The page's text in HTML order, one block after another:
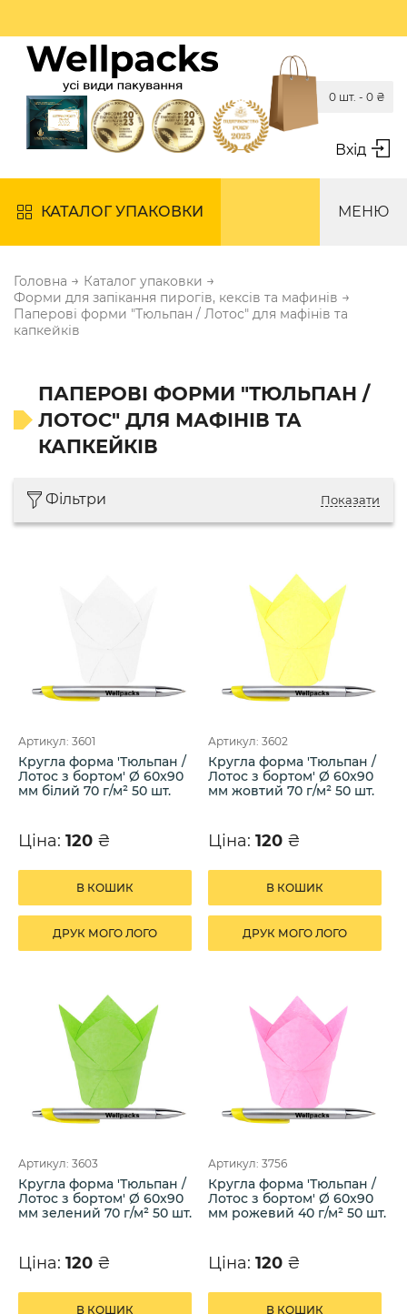
Вхід
0 шт. - 0 ₴
КАТАЛОГ УПАКОВКИ МЕНЮ
Головна → Каталог упаковки →
Форми для запікання пирогів, кексів та мафинів →
Паперові форми "Тюльпан / Лотос" для мафінів та
капкейків
ПАПЕРОВІ ФОРМИ "ТЮЛЬПАН /
ЛОТОС" ДЛЯ МАФІНІВ ТА
КАПКЕЙКІВ
Фільтри Показати
Артикул: 3601
Кругла форма 'Тюльпан /
Лотос з бортом' Ø 60х90
мм білий 70 г/м² 50 шт.
Ціна: 120 ₴
В КОШИК
ДРУК МОГО ЛОГО
Артикул: 3602
Кругла форма 'Тюльпан /
Лотос з бортом' Ø 60х90
мм жовтий 70 г/м² 50 шт.
Ціна: 120 ₴
В КОШИК
ДРУК МОГО ЛОГО
Артикул: 3603
Кругла форма 'Тюльпан /
Лотос з бортом' Ø 60х90
мм зелений 70 г/м² 50 шт.
Ціна: 120 ₴
В КОШИК
Артикул: 3756
Кругла форма 'Тюльпан /
Лотос з бортом' Ø 60х90
мм рожевий 40 г/м² 50 шт.
Ціна: 120 ₴
В КОШИК